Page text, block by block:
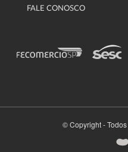
FALE CONOSCO
© Copyright -